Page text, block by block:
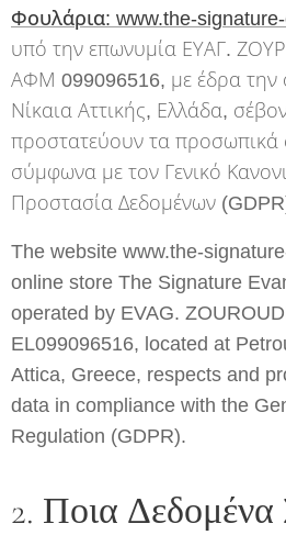
Φουλάρια: www.the-
υπό την επωνυμία ΕΥΑΓ.
ΑΦΜ 099096516, με έδρα την
Νίκαια Αττικής, Ελλάδα,
προστατεύουν τα προσωπικά
σύμφωνα με τον Γενικό
Προστασία Δεδομένων
The website www.the-
online store The Signature
operated by EVAG.
EL099096516, located at
Attica, Greece, respects and
data in compliance with the
Regulation (GDPR).
2. Ποια Δεδομένα